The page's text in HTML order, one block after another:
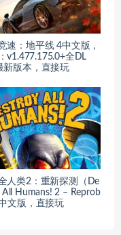
速：地平线 4中文版，
v1.477.175.0+全DL
新版本，直接玩
人类2：重新探测（De
Humans! 2 – Reprob
文版，直接玩